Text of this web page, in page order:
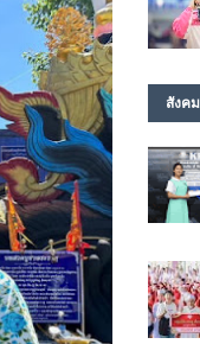
สังคม